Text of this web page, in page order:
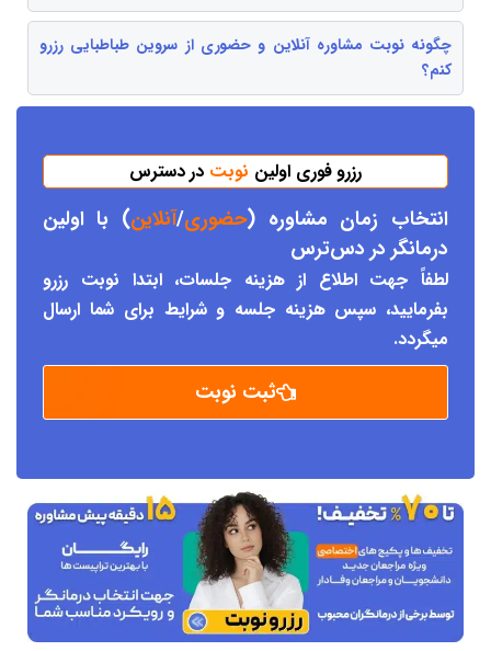
چگونه نوبت مشاوره آنلاین و حضوری از سروین طباطبایی رزرو
کنم؟
رزرو فوری اولین نوبت در دسترس
انتخاب زمان مشاوره (حضوری/آنلاین) با اولین
درمانگر در دسترس
لطفاً جهت اطلاع از هزینه جلسات، ابتدا نوبت رزرو
بفرمایید، سپس هزینه جلسه و شرایط برای شما ارسال
میگردد.
ثبت نوبت